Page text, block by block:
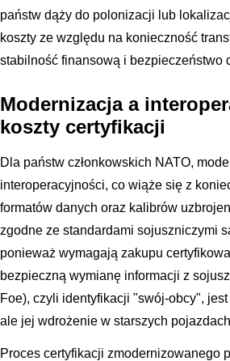
państw dąży do polonizacji lub
koszty ze względu na konieczność
stabilność finansową i bezpieczeństwo
Modernizacja a
koszty certyfikacji
Dla państw członkowskich NATO,
interoperacyjności, co wiąże się z
formatów danych oraz kalibrów
zgodne ze standardami sojuszniczymi
ponieważ wymagają zakupu
bezpieczną wymianę informacji z
Foe), czyli identyfikacji "swój-obcy",
ale jej wdrożenie w starszych
Proces certyfikacji zmodernizowanego